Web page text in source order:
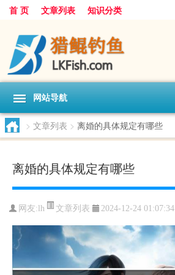
首 页 文章列表 知识分类
网站导航
> 文章列表 > 离婚的具体规定有哪些
离婚的具体规定有哪些
网友: lh 文章列表 2024-12-24 01:07:34